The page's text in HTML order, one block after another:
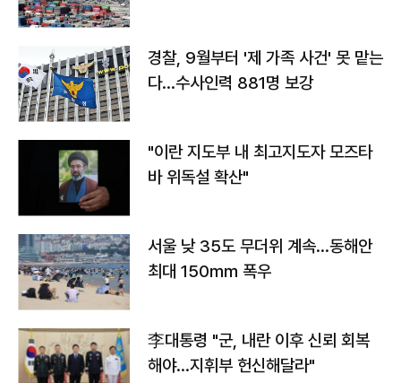
경찰, 9월부터 '제 가족 사건' 못 맡는
다…수사인력 881명 보강
"이란 지도부 내 최고지도자 모즈타
바 위독설 확산"
서울 낮 35도 무더위 계속…동해안
최대 150㎜ 폭우
李대통령 "군, 내란 이후 신뢰 회복
해야…지휘부 헌신해달라"